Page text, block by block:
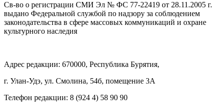
Св-во о регистрации СМИ Эл № ФС 77-22419 от 28.11.2005 г.
выдано Федеральной службой по надзору за соблюдением
законодательства в сфере массовых коммуникаций и охране
культурного наследия
Адрес редакции: 670000, Республика Бурятия,
г. Улан-Удэ, ул. Смолина, 54б, помещение 3А
Телефон редакции: ‎‎8 (924 4) 58 90 90